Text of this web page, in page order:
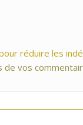
réduire les
de vos